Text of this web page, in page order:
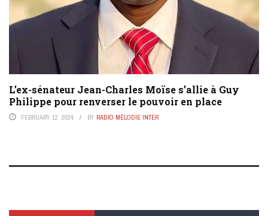
L’ex-sénateur Jean-Charles Moïse s’allie à Guy
Philippe pour renverser le pouvoir en place
FEBRUARY 12, 2024 BY RADIO MÉLODIE INTER